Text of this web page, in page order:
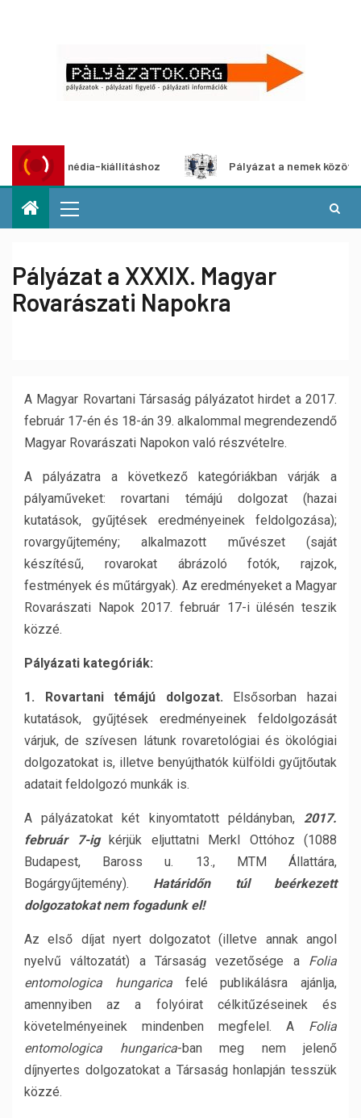
kiállításhoz Pályázat a nemek közötti
Pályázat a XXXIX. Magyar
Rovarászati Napokra
A Magyar Rovartani Társaság pályázatot hirdet a 2017.
február 17-én és 18-án 39. alkalommal megrendezendő
Magyar Rovarászati Napokon való részvételre.
A pályázatra a következő kategóriákban várják a
pályaműveket: rovartani témájú dolgozat (hazai
kutatások, gyűjtések eredményeinek feldolgozása);
rovargyűjtemény; alkalmazott művészet (saját
készítésű, rovarokat ábrázoló fotók, rajzok,
festmények és műtárgyak). Az eredményeket a Magyar
Rovarászati Napok 2017. február 17-i ülésén teszik
közzé.
Pályázati kategóriák:
1. Rovartani témájú dolgozat. Elsősorban hazai
kutatások, gyűjtések eredményeinek feldolgozását
várjuk, de szívesen látunk rovaretológiai és ökológiai
dolgozatokat is, illetve benyújthatók külföldi gyűjtőutak
adatait feldolgozó munkák is.
A pályázatokat két kinyomtatott példányban, 2017.
február 7-igkérjük eljuttatni Merkl Ottóhoz (1088
Budapest, Baross u. 13., MTM Állattára,
Bogárgyűjtemény). Határidőn túl beérkezett
dolgozatokat nem fogadunk el!
Az első díjat nyert dolgozatot (illetve annak angol
nyelvű változatát) a Társaság vezetősége a Folia
entomologica hungaricafelé publikálásra ajánlja,
amennyiben az a folyóirat célkitűzéseinek és
követelményeinek mindenben megfelel. A Folia
entomologica hungarica-ban meg nem jelenő
díjnyertes dolgozatokat a Társaság honlapján tesszük
közzé.